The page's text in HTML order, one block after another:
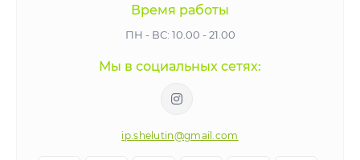
Время работы
ПН - ВС: 10.00 - 21.00
Мы в социальных сетях:
ip.shelutin@gmail.com